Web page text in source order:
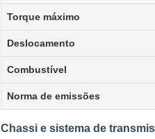
Torque máximo
Deslocamento
Combustível
Norma de emissões
Chassi e sistema de